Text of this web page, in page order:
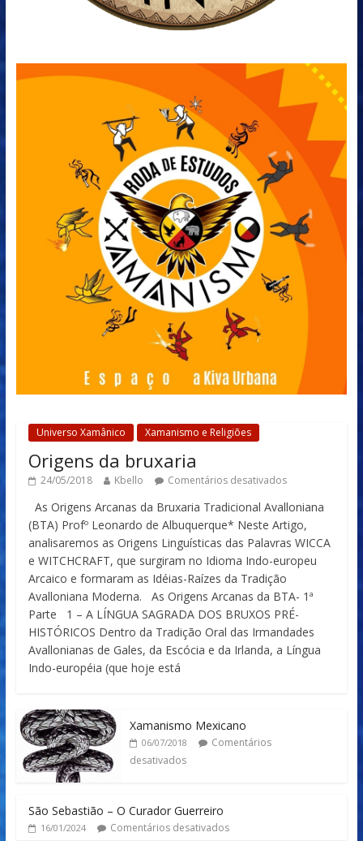
Universo Xamânico Xamanismo e Religiões
Origens da bruxaria
24/05/2018 Kbello Comentários desativados
As Origens Arcanas da Bruxaria Tradicional Avalloniana
(BTA) Profº Leonardo de Albuquerque* Neste Artigo,
analisaremos as Origens Linguísticas das Palavras WICCA
e WITCHCRAFT, que surgiram no Idioma Indo-europeu
Arcaico e formaram as Idéias-Raízes da Tradição
Avalloniana Moderna. As Origens Arcanas da BTA- 1ª
Parte 1 – A LÍNGUA SAGRADA DOS BRUXOS PRÉ-
HISTÓRICOS Dentro da Tradição Oral das Irmandades
Avallonianas de Gales, da Escócia e da Irlanda, a Língua
Indo-européia (que hoje está
Xamanismo Mexicano
06/07/2018
Comentários
desativados
São Sebastião – O Curador Guerreiro
16/01/2024 Comentários desativados